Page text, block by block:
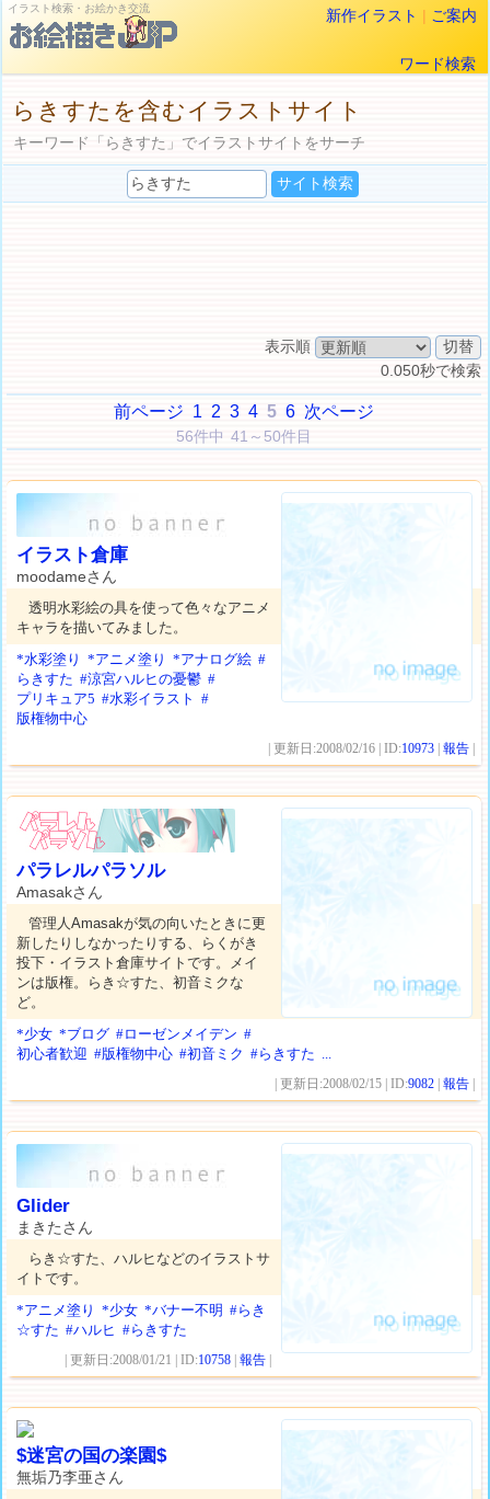
イラスト検索・お絵かき交流 新作イラスト | ご案内
ワード検索
らきすたを含むイラストサイト
キーワード「らきすた」でイラストサイトをサーチ
表示順
0.050秒で検索
前ページ 1 2 3 4 5 6 次ページ
56件中 41～50件目
イラスト倉庫
moodameさん
透明水彩絵の具を使って色々なアニメ
キャラを描いてみました。
*水彩塗り
*アニメ塗り *アナログ絵 #
らきすた #涼宮ハルヒの憂鬱 #
プリキュア5 #水彩イラスト
#
版権物中心
| 更新日:2008/02/16 | ID:10973 |報告
パラレルパラソル
Amasakさん
管理人Amasakが気の向いたときに更
新したりしなかったりする、らくがき
投下・イラスト倉庫サイトです。メイ
ンは版権。らき☆すた、初音ミクな
ど。
*少女 *ブログ #ローゼンメイデン #
初心者歓迎 #版権物中心 #初音ミク #らきすた ...
| 更新日:2008/02/15 | ID:9082 |報告
Glider
まきたさん
らき☆すた、ハルヒなどのイラストサ
イトです。
*アニメ塗り
*少女 *バナー不明 #らき
☆すた #ハルヒ #らきすた
| 更新日:2008/01/21 | ID:10758 |報告
$迷宮の国の楽園$
無垢乃李亜さん